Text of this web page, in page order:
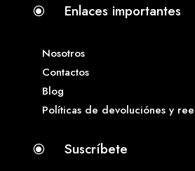
\ Enlaces importantes
Nosotros
Contactos
Blog
Políticas de devoluciónes y
\ Suscríbete